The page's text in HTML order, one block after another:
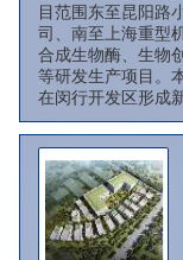
目范围东至昆阳路
司、南至上海重型
合成生物酶、生物
等研发生产项目。
在闵行开发区形成